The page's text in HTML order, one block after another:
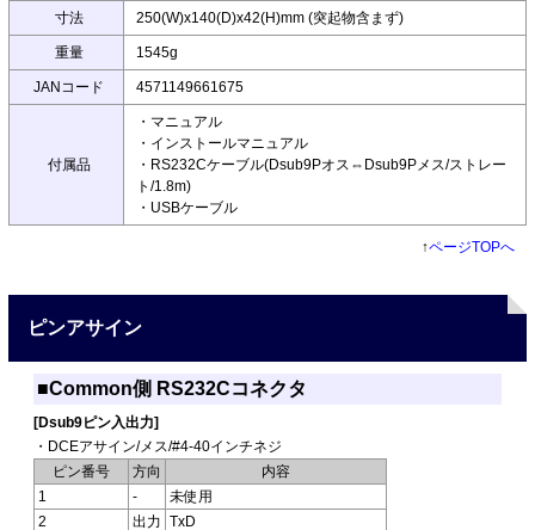
寸法 250(W)x140(D)x42(H)mm (突起物含まず)
重量 1545g
JANコード 4571149661675
付属品
・マニュアル
・インストールマニュアル
・RS232Cケーブル(Dsub9Pオス⇔Dsub9Pメス/ストレー
ト/1.8m)
・USBケーブル
↑ページTOPへ
ピンアサイン
■Common側 RS232Cコネクタ
[Dsub9ピン入出力]
・DCEアサイン/メス/#4-40インチネジ
ピン番号
方向
内容
1
-
未使用
2
出力
TxD